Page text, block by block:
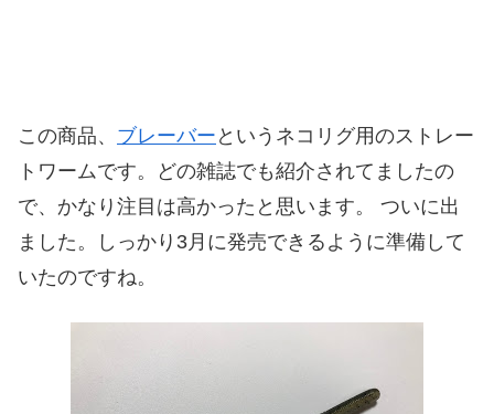
この商品、 ブレーバー というネコリグ用のストレー
トワームです。どの雑誌でも紹介されてましたの
で、かなり注目は高かったと思います。 ついに出
ました。しっかり3月に発売できるように準備して
いたのですね。